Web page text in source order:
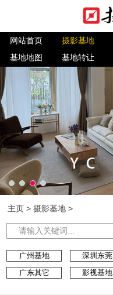
网站首页 摄影基地
基地地图
基地转让
主页 >摄影基地 >
广州基地 深圳东莞
广东其它
影视基地